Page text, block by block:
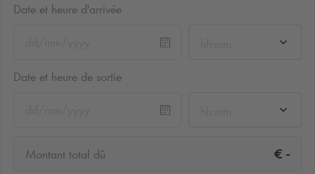
Date et heure d'arrivée
Date et heure de sortie
Montant total dû € -